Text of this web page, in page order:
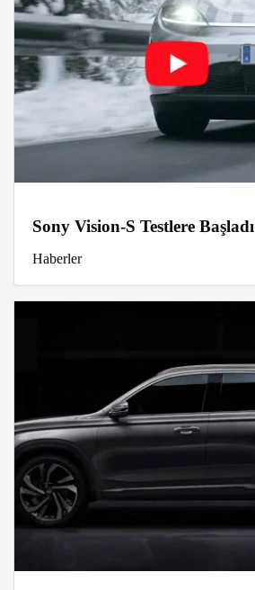
Sony Vision-S Testlere Başladı
Haberler